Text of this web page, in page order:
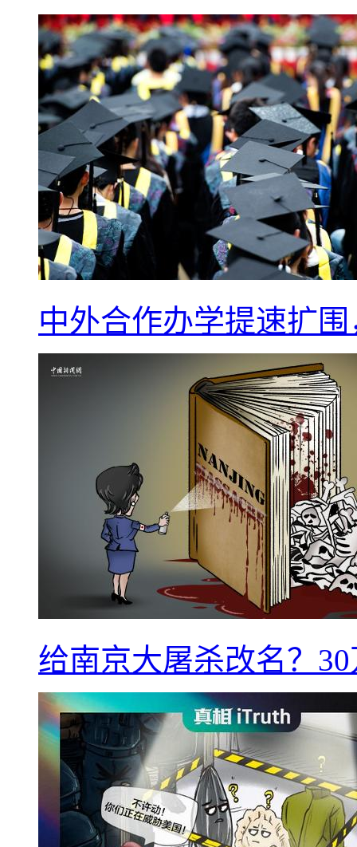
中外合作办学提速扩
给南京大屠杀改名？